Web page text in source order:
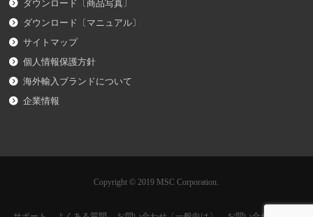
ダウンロード〔商品写真〕
ダウンロード〔マニュアル〕
サイトマップ
個人情報保護方針
海外輸入ブランドについて
企業情報
Copyright © 2019 MSC Corporation.